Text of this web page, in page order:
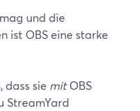
und die
ist OBS eine starke
dass sie mitOBS
StreamYard